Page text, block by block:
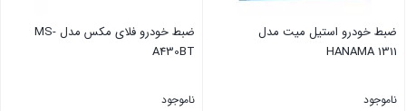
ضبط خودرو استیل میت مدل
HANAMA 1311
ناموجود
ضبط خودرو فلای مکس مدل MS-
A430BT
ناموجود